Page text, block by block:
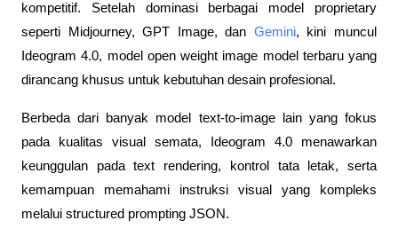
kompetitif. Setelah dominasi berbagai model proprietary
seperti Midjourney, GPT Image, dan Gemini, kini muncul
Ideogram 4.0, model open weight image model terbaru yang
dirancang khusus untuk kebutuhan desain profesional.
Berbeda dari banyak model text-to-image lain yang fokus
pada kualitas visual semata, Ideogram 4.0 menawarkan
keunggulan pada text rendering, kontrol tata letak, serta
kemampuan memahami instruksi visual yang kompleks
melalui structured prompting JSON.